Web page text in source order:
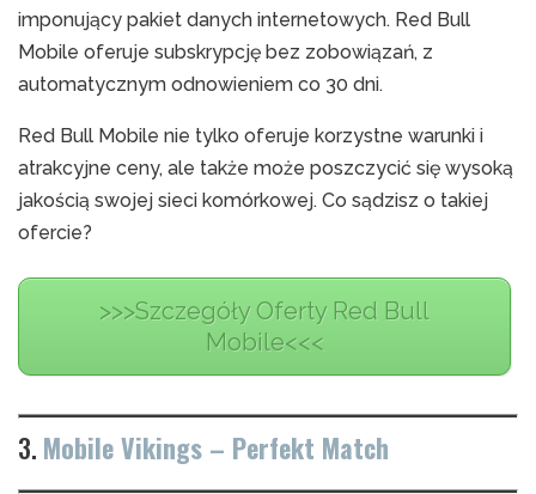
imponujący pakiet danych internetowych. Red Bull
Mobile oferuje subskrypcję bez zobowiązań, z
automatycznym odnowieniem co 30 dni.
Red Bull Mobile nie tylko oferuje korzystne warunki i
atrakcyjne ceny, ale także może poszczycić się wysoką
jakością swojej sieci komórkowej. Co sądzisz o takiej
ofercie?
>>>Szczegóły Oferty Red Bull
Mobile<<<
3. Mobile Vikings – Perfekt Match